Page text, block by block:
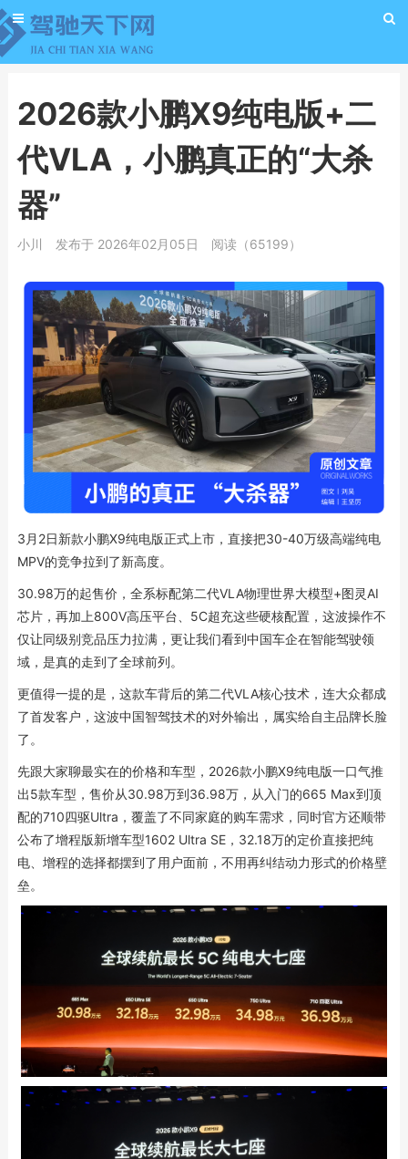
2026款小鹏X9纯电版+二
代VLA，小鹏真正的“大杀
器”
小川 发布于 2026年02月05日 阅读（65199）
3月2日新款小鹏X9纯电版正式上市，直接把30-40万级高端纯电
MPV的竞争拉到了新高度。
30.98万的起售价，全系标配第二代VLA物理世界大模型+图灵AI
芯片，再加上800V高压平台、5C超充这些硬核配置，这波操作不
仅让同级别竞品压力拉满，更让我们看到中国车企在智能驾驶领
域，是真的走到了全球前列。
更值得一提的是，这款车背后的第二代VLA核心技术，连大众都成
了首发客户，这波中国智驾技术的对外输出，属实给自主品牌长脸
了。
先跟大家聊最实在的价格和车型，2026款小鹏X9纯电版一口气推
出5款车型，售价从30.98万到36.98万，从入门的665 Max到顶
配的710四驱Ultra，覆盖了不同家庭的购车需求，同时官方还顺带
公布了增程版新增车型1602 Ultra SE，32.18万的定价直接把纯
电、增程的选择都摆到了用户面前，不用再纠结动力形式的价格壁
垒。